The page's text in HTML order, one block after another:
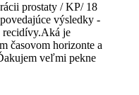
prostaty / KP/ 18
výsledky -
recidívy.Aká je
časovom horizonte a
veľmi pekne